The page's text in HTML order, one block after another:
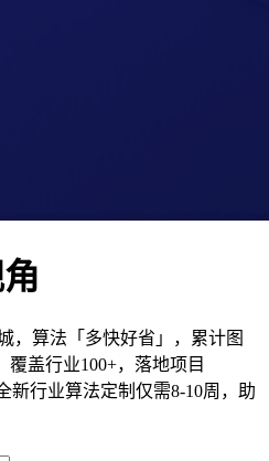
，算法「多快好省」，累计图
覆盖行业100+，落地项目
新行业算法定制仅需8-10周，助